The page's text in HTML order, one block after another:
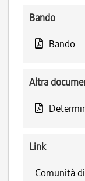
Bando
Bando
Altra
Link
Comunità